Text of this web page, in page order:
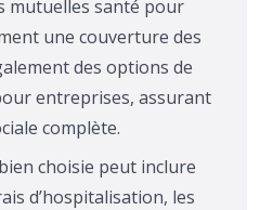
mutuelles santé pour
une couverture des
des options de
entreprises, assurant
complète.
choisie peut inclure
d’hospitalisation, les